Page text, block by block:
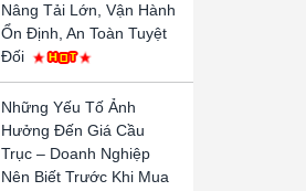
Nâng Tải Lớn, Vận Hành
Ổn Định, An Toàn Tuyệt
Đối
Những Yếu Tố Ảnh
Hưởng Đến Giá Cầu
Trục – Doanh Nghiệp
Nên Biết Trước Khi Mua